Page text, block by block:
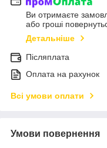
Ви отримаєте
або гроші
Детальніше
Післяплата
Оплата на рахунок
Всі умови оплати
Умови повернення